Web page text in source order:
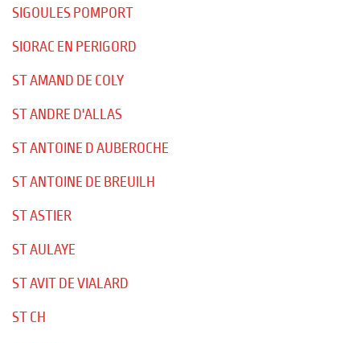
SIGOULES POMPORT
SIORAC EN PERIGORD
ST AMAND DE COLY
ST ANDRE D'ALLAS
ST ANTOINE D AUBEROCHE
ST ANTOINE DE BREUILH
ST ASTIER
ST AULAYE
ST AVIT DE VIALARD
ST CH